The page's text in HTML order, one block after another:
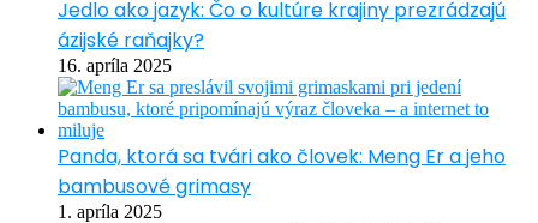
Jedlo ako jazyk: Čo o kultúre krajiny prezrádzajú
ázijské raňajky?
16. apríla 2025
Panda, ktorá sa tvári ako človek: Meng Er a jeho
bambusové grimasy
1. apríla 2025